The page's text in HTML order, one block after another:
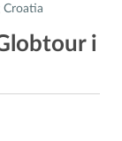
Croatia
i